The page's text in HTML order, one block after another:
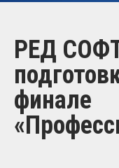
РЕД
финале